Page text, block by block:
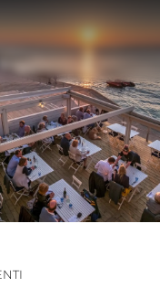
LIFESTYLE
L'AZIENDA